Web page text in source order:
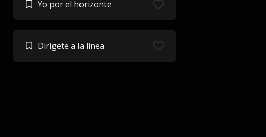
Yo por el horizonte
Dirígete a la línea